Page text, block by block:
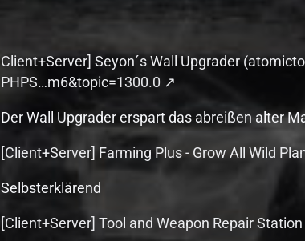
Client+Server] Seyon´s Wall Upgrader
PHPS…m6&topic=1300.0
Der Wall Upgrader erspart das abreißen alter
[Client+Server] Farming Plus - Grow All Wild
Selbsterklärend
[Client+Server] Tool and Weapon Repair Station